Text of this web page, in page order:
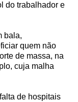
do trabalhador e
bala,
quem não
de massa, na
cuja malha
de hospitais